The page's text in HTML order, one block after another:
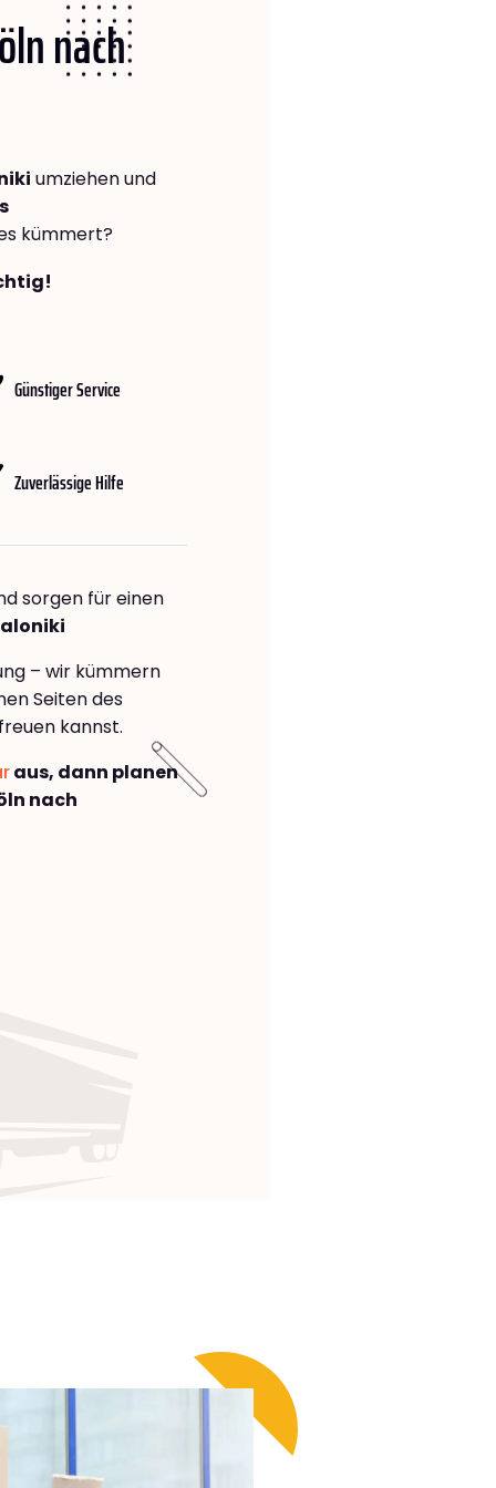
nach
umziehen und
kümmert?
Günstiger Service
Zuverlässige Hilfe
sorgen für einen
– wir kümmern
Seiten des
kannst.
aus, dann planen
nach